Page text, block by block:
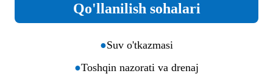
Qo'llanilish sohalari
●Suv o'tkazmasi
●Toshqin nazorati va drenaj